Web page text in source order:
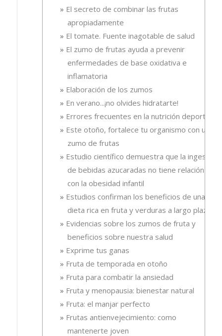
El secreto de combinar las frutas
apropiadamente
El tomate. Fuente inagotable de salud
El zumo de frutas ayuda a prevenir
enfermedades de base oxidativa e
inflamatoria
Elaboración de los zumos
En verano...¡no olvides hidratarte!
Errores frecuentes en la nutrición deportiva
Este otoño, fortalece tu organismo con un
zumo de frutas
Estudio científico demuestra que la ingesta
de bebidas azucaradas no tiene relación
con la obesidad infantil
Estudios confirman los beneficios de una
dieta rica en fruta y verduras a largo plazo
Evidencias sobre los zumos de fruta y
beneficios sobre nuestra salud
Exprime tus ganas
Fruta de temporada en otoño
Fruta para combatir la ansiedad
Fruta y menopausia: bienestar natural
Fruta: el manjar perfecto
Frutas antienvejecimiento: como
mantenerte joven